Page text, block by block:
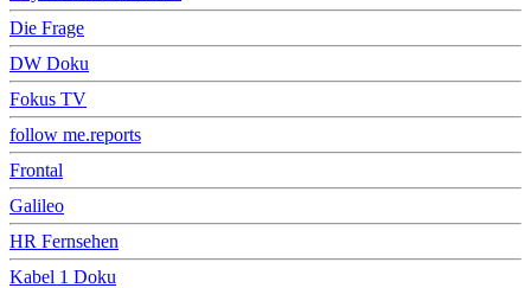
Die Frage
DW Doku
Fokus TV
follow me.reports
Frontal
Galileo
HR Fernsehen
Kabel 1 Doku